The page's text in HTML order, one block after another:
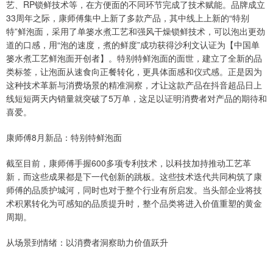
艺、RP锁鲜技术等，在方便面的不同环节完成了技术赋能。品牌成立
33周年之际，康师傅集中上新了多款产品，其中线上上新的“特别
特”鲜泡面，采用了单篓水煮工艺和强风干燥锁鲜技术，可以泡出更劲
道的口感，用“泡的速度，煮的鲜度”成功获得沙利文认证为【中国单
篓水煮工艺鲜泡面开创者】。特别特鲜泡面的面世，建立了全新的品
类标签，让泡面从速食向正餐转化，更具体面感和仪式感。正是因为
这种技术革新与消费场景的精准洞察，才让这款产品在抖音超品日上
线短短两天内销量就突破了5万单，这足以证明消费者对产品的期待和
喜爱。
康师傅8月新品：特别特鲜泡面
截至目前，康师傅手握600多项专利技术，以科技加持推动工艺革
新，而这些成果都是下一代创新的跳板。这些技术迭代共同构筑了康
师傅的品质护城河，同时也对于整个行业有所启发。当头部企业将技
术积累转化为可感知的品质提升时，整个品类将进入价值重塑的黄金
周期。
从场景到情绪：以消费者洞察助力价值跃升